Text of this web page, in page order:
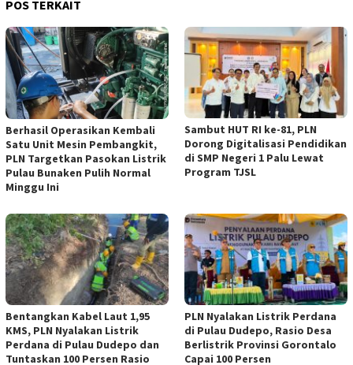
POS TERKAIT
Berhasil Operasikan Kembali
Satu Unit Mesin Pembangkit,
PLN Targetkan Pasokan Listrik
Pulau Bunaken Pulih Normal
Minggu Ini
Sambut HUT RI ke-81, PLN
Dorong Digitalisasi Pendidikan
di SMP Negeri 1 Palu Lewat
Program TJSL
Bentangkan Kabel Laut 1,95
KMS, PLN Nyalakan Listrik
Perdana di Pulau Dudepo dan
Tuntaskan 100 Persen Rasio
PLN Nyalakan Listrik Perdana
di Pulau Dudepo, Rasio Desa
Berlistrik Provinsi Gorontalo
Capai 100 Persen